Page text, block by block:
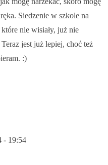
Siedzenie w szkole na
nie wisiały, już nie
jest już lepiej, choć też
:)
- 19:54